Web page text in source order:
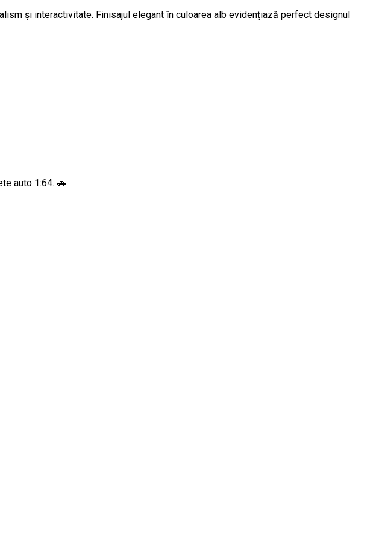
și interactivitate. Finisajul elegant în culoarea alb evidențiază perfect designul
auto 1:64. 🚗